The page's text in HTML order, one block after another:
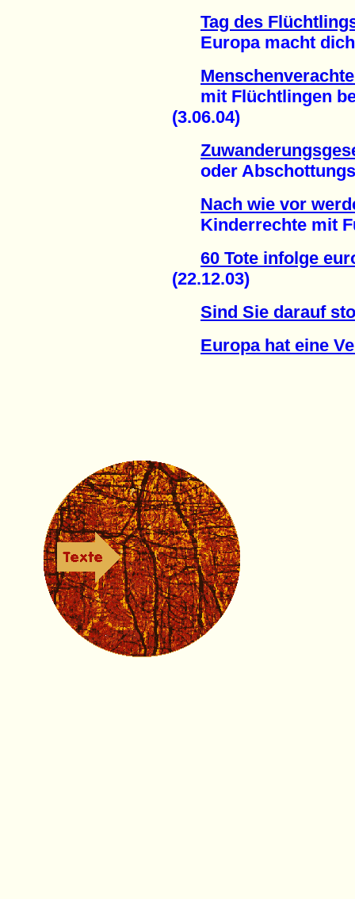
Tag des
Europa macht
mit Flüchtlingen
(3.06.04)
oder
Nach wie vor
Kinderrechte mit
60 Tote infolge
(22.12.03)
Sind Sie darauf
Europa hat eine